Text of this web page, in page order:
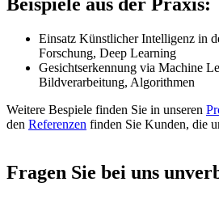
Einsatz Künstlicher Intelligenz in
Forschung, Deep Learning
Gesichtserkennung via Machine
Bildverarbeitung, Algorithmen
Weitere Bespiele finden Sie in unseren
den Referenzen finden Sie Kunden, die
Fragen Sie bei uns